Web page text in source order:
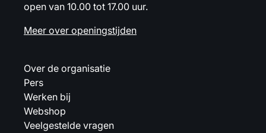
open van 10.00 tot 17.00 uur.
Meer over openingstijden
Over de organisatie
Pers
Werken bij
Webshop
Veelgestelde vragen